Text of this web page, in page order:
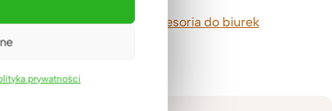
prywatności
dokupić je w zakładce
akcesoria do biurek